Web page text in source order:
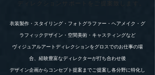
ディレクションサポートをご提案致します。
衣装製作・スタイリング・フォトグラファー・ヘアメイク・グ
ラフィックデザイン・空間美術・キャスティングなど
ヴィジュアルアートディレクションをグロスでのお仕事の場
合、経験豊富なディレクターが打ち合わせ後
デザイン企画からコンセプト提案までご提案し各分野に特化し